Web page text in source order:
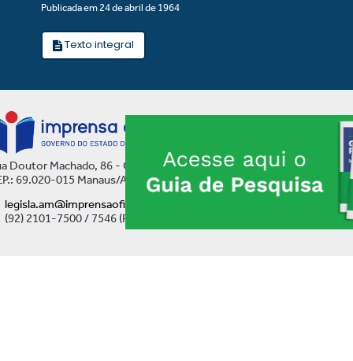
Publicada em 24 de abril de 1964
Texto integral
Doutor Machado, 86 - Centro
69.020-015 Manaus/AM
legisla.am@imprensaoficial.am.gov.br
(92) 2101-7500 / 7546 (Ramal)